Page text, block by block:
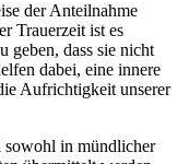
der Anteilnahme
Trauerzeit ist es
geben, dass sie nicht
dabei, eine innere
Aufrichtigkeit unserer
sowohl in mündlicher